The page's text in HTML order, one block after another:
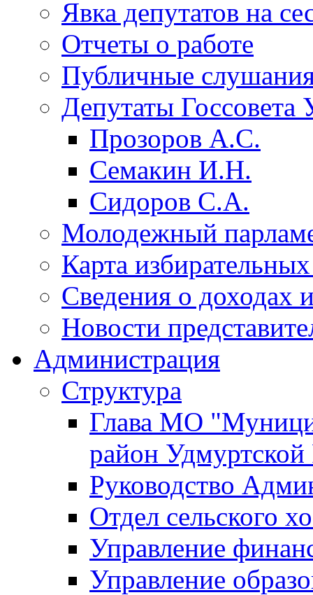
Явка депутатов на
Отчеты о работе
Публичные
Депутаты
Прозоров А.С.
Семакин И.Н.
Сидоров С.А.
Молодежный
Карта
Сведения о доходах
Новости
Администрация
Структура
Глава МО
район
Руководство
Отдел сельского
Управление
Управление